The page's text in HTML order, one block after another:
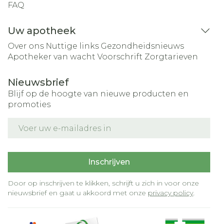
FAQ
Uw apotheek
Over ons Nuttige links Gezondheidsnieuws
Apotheker van wacht Voorschrift Zorgtarieven
Nieuwsbrief
Blijf op de hoogte van nieuwe producten en
promoties
Inschrijven
Door op inschrijven te klikken, schrijft u zich in voor onze
nieuwsbrief en gaat u akkoord met onze privacy policy.